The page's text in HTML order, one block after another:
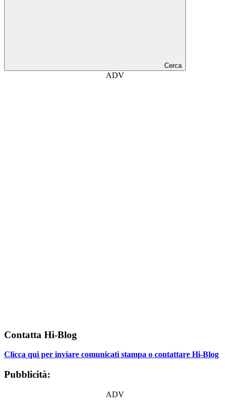
Cerca
ADV
Contatta Hi-Blog
Clicca qui per inviare comunicati stampa o contattare Hi-Blog
Pubblicità:
ADV